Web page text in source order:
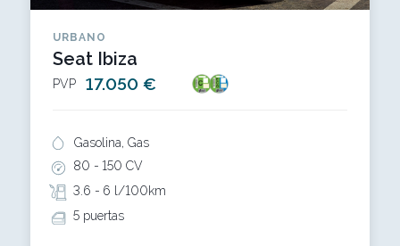
URBANO
Seat Ibiza
PVP 17.050 €
Gasolina, Gas
80 - 150 CV
3.6 - 6 l/100km
5 puertas